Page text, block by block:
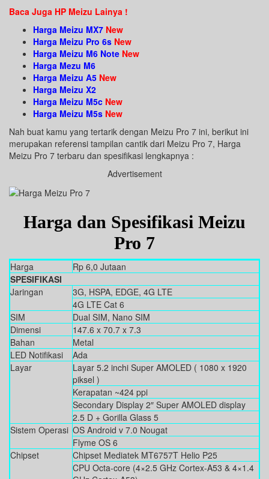
Baca Juga HP Meizu Lainya !
Harga Meizu MX7 New
Harga Meizu Pro 6s New
Harga Meizu M6 Note New
Harga Mezu M6
Harga Meizu A5 New
Harga Meizu X2
Harga Meizu M5c New
Harga Meizu M5s New
Nah buat kamu yang tertarik dengan Meizu Pro 7 ini, berikut ini
merupakan referensi tampilan cantik dari Meizu Pro 7, Harga
Meizu Pro 7 terbaru dan spesifikasi lengkapnya :
Advertisement
Harga dan Spesifikasi Meizu
Pro 7
Harga
Rp 6,0 Jutaan
SPESIFIKASI
Jaringan
3G, HSPA, EDGE, 4G LTE
4G LTE Cat 6
SIM
Dual SIM, Nano SIM
Dimensi
147.6 x 70.7 x 7.3
Bahan
Metal
LED Notifikasi
Ada
Layar
Layar 5.2 inchi Super AMOLED ( 1080 x 1920
piksel )
Kerapatan ~424 ppi
Secondary Display 2″ Super AMOLED display
2.5 D + Gorilla Glass 5
Sistem Operasi OS Android v 7.0 Nougat
Flyme OS 6
Chipset
Chipset Mediatek MT6757T Helio P25
CPU Octa-core (4×2.5 GHz Cortex-A53 & 4×1.4